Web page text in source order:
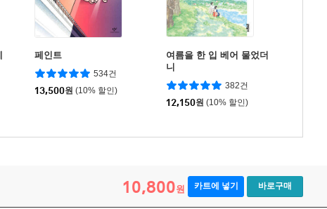
페인트
534건
13,500원 (10% 할인)
여름을 한 입 베어 물었더
니
382건
12,150원 (10% 할인)
10,800원 카트에 넣기 바로구매